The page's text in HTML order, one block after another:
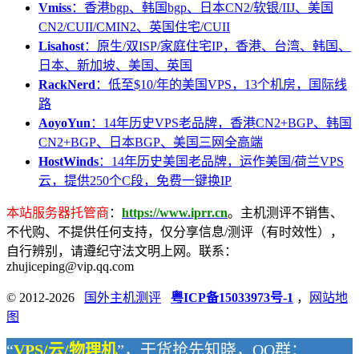
Vmiss：香港bgp、韩国bgp、日本CN2/软银/IIJ、美国
CN2/CUII/CMIN2、英国住宅/CUII
Lisahost：原生/双ISP/家庭住宅IP，香港、台湾、韩国、
日本、新加坡、美国、英国
RackNerd ：低至$10/年的美国VPS，13个机房，国际线
路
AoyoYun ：14年历史VPS老品牌，香港CN2+BGP、韩国
CN2+BGP、日本BGP、美国三网全高端
HostWinds：14年历史美国老品牌，运作美国/荷兰VPS
云，提供250个C段，免费一键换IP
本站服务器托管商 ： https://www.iprr.cn。主机测评不销售、
不代购、不提供任何支持，仅分享信息/测评（有时效性），
自行辨别，请遵纪守法文明上网。联系：
zhujiceping@vip.qq.com
© 2012-2026 国外主机测评 粤ICP备15033973号-1 ，
网站地
图
“VPS/云/物理机”，干货抢先知晓，QQ群：